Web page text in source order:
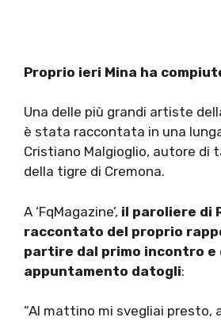
Proprio ieri Mina ha
Una delle più grandi artiste
è stata raccontata in una
Cristiano Malgioglio, autore di
della tigre di Cremona.
A ‘FqMagazine’, il paroliere di
raccontato del proprio
partire dal primo incontro e
appuntamento datogli:
“Al mattino mi svegliai presto,